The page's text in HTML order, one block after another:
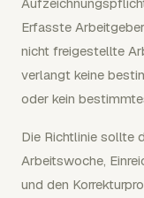
Erfasste
nicht freigestellte
verlangt keine
oder kein
Die Richtlinie sollte
Arbeitswoche,
und den